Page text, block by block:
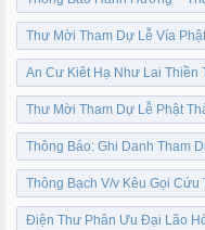
Thư Mời Tham Dự Lễ Vía
An Cư Kiêt Hạ Như Lai Thiền
Thư Mời Tham Dự Lễ Phật
Thông Báo: Ghi Danh Tham
Thông Bạch V/v Kêu Gọi
Điện Thư Phân Ưu Đại Lão